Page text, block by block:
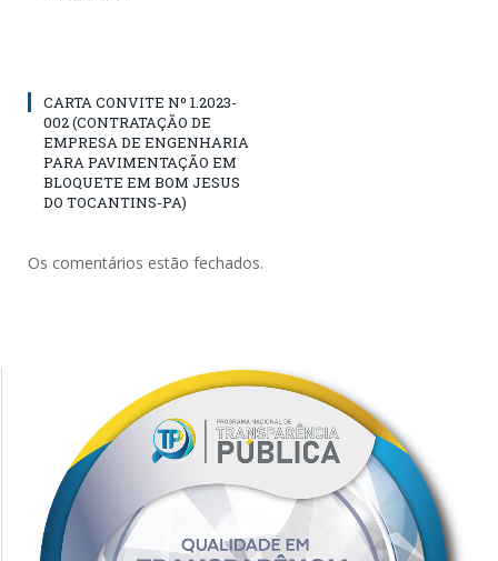
CARTA CONVITE Nº 1.2023-
002 (CONTRATAÇÃO DE
EMPRESA DE ENGENHARIA
PARA PAVIMENTAÇÃO EM
BLOQUETE EM BOM JESUS
DO TOCANTINS-PA)
Os comentários estão fechados.